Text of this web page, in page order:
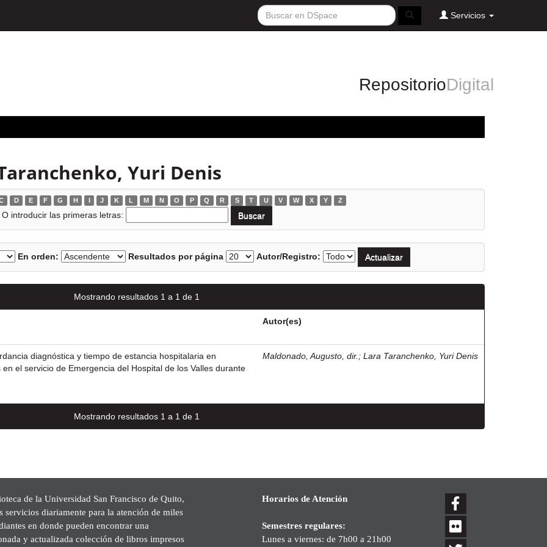
Servicios
RepositorioDigital
Yuri Denis
D E F G H I J K L M N O P Q R S T U V W X Y Z
O introducir las primeras letras:
En orden: Resultados por página Autor/Registro:
Mostrando resultados 1 a 1 de 1
Autor(es)
diagnóstica y tiempo de estancia hospitalaria en
el servicio de Emergencia del Hospital de los Valles durante
Maldonado, Augusto, dir. ; Lara Taranchenko, Yuri Denis
Mostrando resultados 1 a 1 de 1
de la Universidad San Francisco de Quito,
servicios diariamente para la atención de miles
en donde pueden encontrar una
y actualizada colección de libros impresos
Horarios de Atención
Semestres regulares:
Lunes a viernes: de 7h00 a 21h00